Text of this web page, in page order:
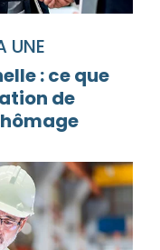
UNE
: ce que
de